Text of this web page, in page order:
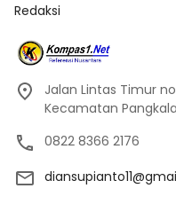
Redaksi
Jalan Lintas Timur
Kecamatan
0822 8366 2176